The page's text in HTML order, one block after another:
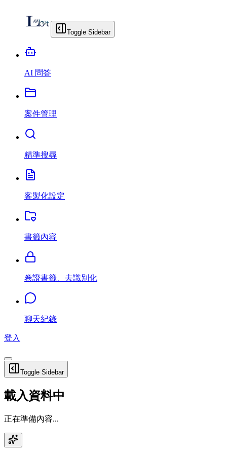
Toggle Sidebar
AI 問答
案件管理
精準搜尋
客製化設定
書籤內容
卷證書籤、去識別化
聊天紀錄
登入
Toggle Sidebar
載入資料中
正在準備內容...